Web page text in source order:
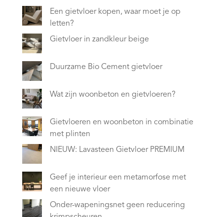
Een gietvloer kopen, waar moet je op
letten?
Gietvloer in zandkleur beige
Duurzame Bio Cement gietvloer
Wat zijn woonbeton en gietvloeren?
Gietvloeren en woonbeton in combinatie
met plinten
NIEUW: Lavasteen Gietvloer PREMIUM
Geef je interieur een metamorfose met
een nieuwe vloer
Onder-wapeningsnet geen reducering